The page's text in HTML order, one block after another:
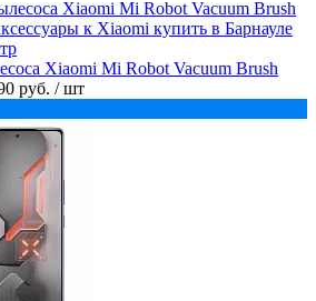
Xiaomi Mi Robot Vacuum Brush
руб. / шт